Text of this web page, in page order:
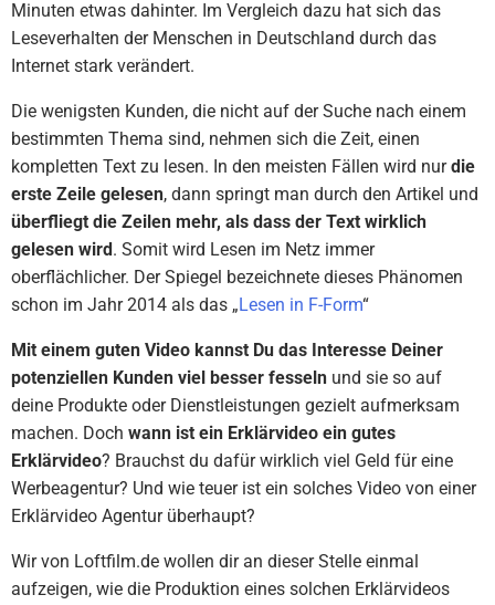
Minuten etwas dahinter. Im Vergleich dazu hat sich das
Leseverhalten der Menschen in Deutschland durch das
Internet stark verändert.
Die wenigsten Kunden, die nicht auf der Suche nach einem
bestimmten Thema sind, nehmen sich die Zeit, einen
kompletten Text zu lesen. In den meisten Fällen wird nurdie
erste Zeile gelesen, dann springt man durch den Artikel und
überfliegt die Zeilen mehr, als dass der Text wirklich
gelesen wird. Somit wird Lesen im Netz immer
oberflächlicher. Der Spiegel bezeichnete dieses Phänomen
schon im Jahr 2014 als das „Lesen in F-Form“
Mit einem guten Video kannst Du das Interesse Deiner
potenziellen Kunden viel besser fesseln und sie so auf
deine Produkte oder Dienstleistungen gezielt aufmerksam
machen. Doch wann ist ein Erklärvideo ein gutes
Erklärvideo? Brauchst du dafür wirklich viel Geld für eine
Werbeagentur? Und wie teuer ist ein solches Video von einer
Erklärvideo Agentur überhaupt?
Wir von Loftfilm.de wollen dir an dieser Stelle einmal
aufzeigen, wie die Produktion eines solchen Erklärvideos